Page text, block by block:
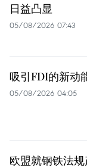
日益凸显
05/08/2026 07:43
吸引FDI的新动
05/08/2026 04:05
欧盟就钢铁法